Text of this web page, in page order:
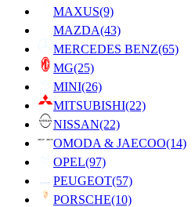
MAXUS(9)
MAZDA(43)
MERCEDES BENZ(65)
MG(25)
MINI(26)
MITSUBISHI(22)
NISSAN(22)
OMODA & JAECOO(14)
OPEL(97)
PEUGEOT(57)
PORSCHE(10)